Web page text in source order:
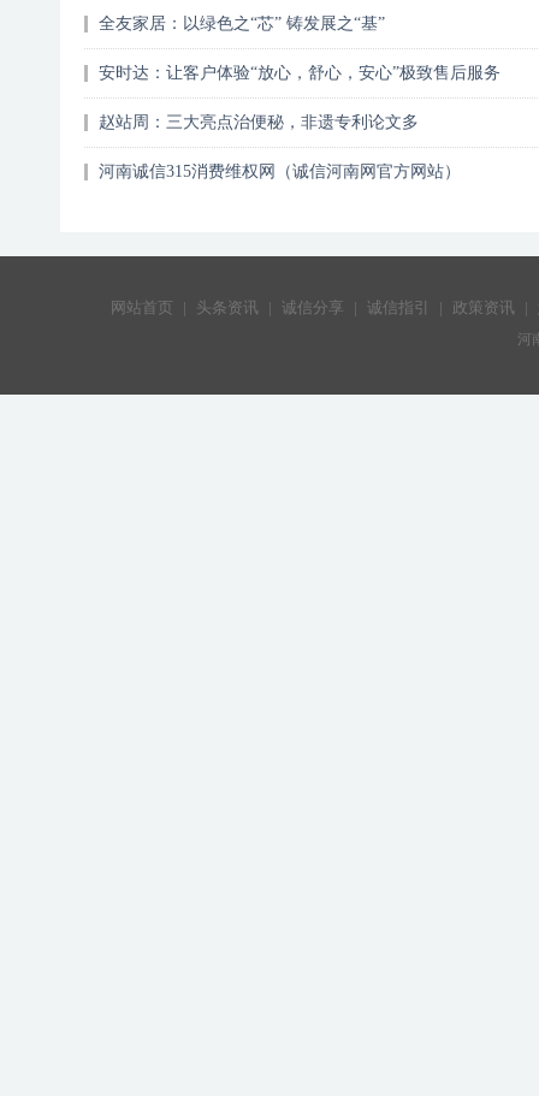
全友家居：以绿色之“芯” 铸发展之“基”
安时达：让客户体验“放心，舒心，安心”极致售后服务
赵站周：三大亮点治便秘，非遗专利论文多
河南诚信315消费维权网（诚信河南网官方网站）
网站首页 | 头条资讯 | 诚信分享 | 诚信指引 | 政策资讯 |
河